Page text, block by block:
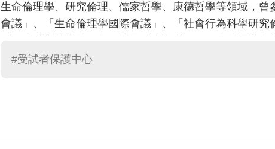
生命倫理學、研究倫理、儒家哲學、康德哲學等領域，曾
會議」、「生命倫理學國際會議」、「社會行為科學研究
文化的綜合研究、建置台灣生物資料庫先期規畫、中區區
#受試者保護中心